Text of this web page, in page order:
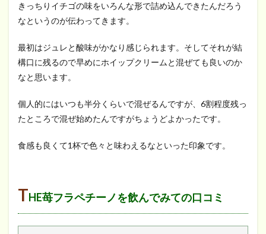
きっちりイチゴの味をいろんな形で詰め込んできたんだろう
なというのが伝わってきます。
最初はジュレと酸味がかなり感じられます。そしてそれが結
構口に残るので早めにホイップクリームと混ぜても良いのか
なと思います。
個人的にはいつも半分くらいで混ぜるんですが、6割程度残っ
たところで混ぜ始めたんですがちょうどよかったです。
食感も良くて1杯で色々と味わえるなといった印象です。
THE苺フラペチーノを飲んでみての口コミ